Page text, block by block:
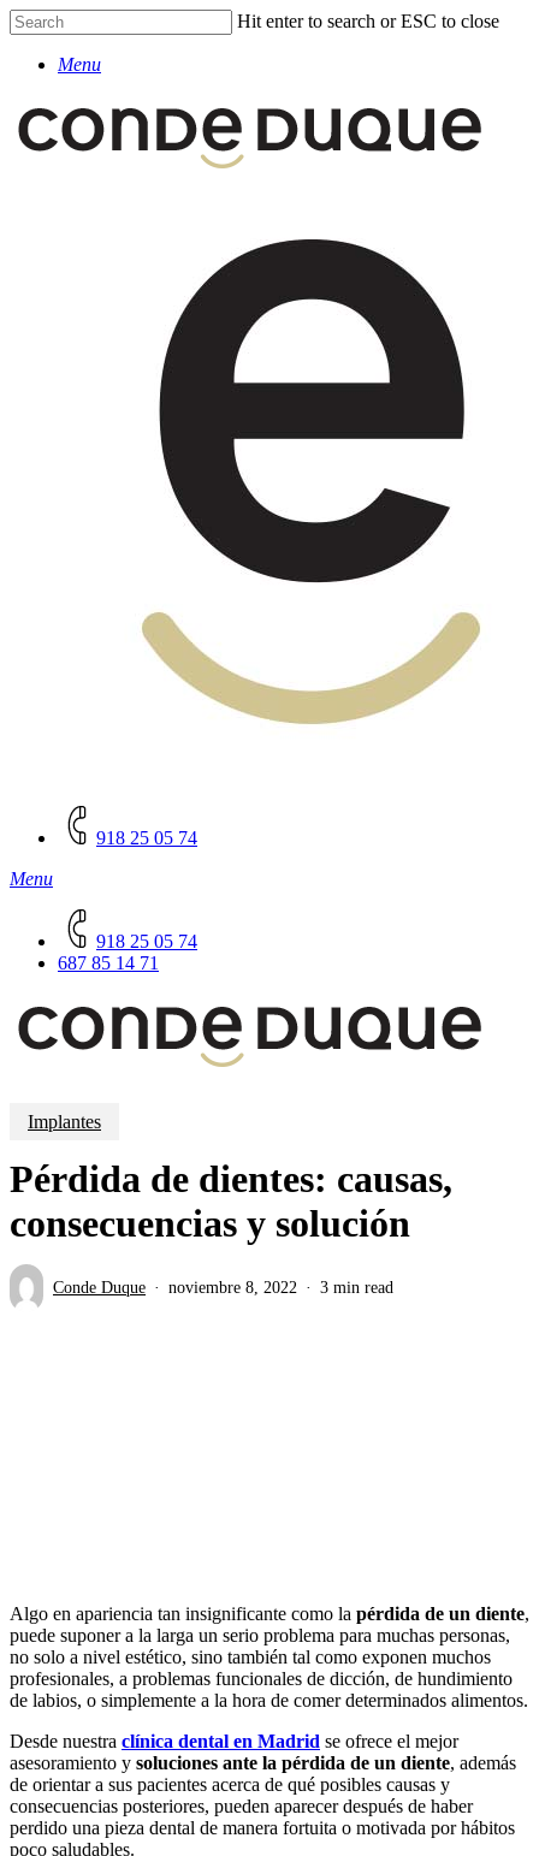
Skip
to
main
Hit enter to search or ESC to close
SearchMenu
918 25 05 74
Menu
918 25 05 74
687 85 14 71
Implantes
Pérdida de dientes: causas,
consecuencias y solución
Conde Duque noviembre 8, 2022 3 min read
Algo en apariencia tan insignificante como la pérdida de un diente,
puede suponer a la larga un serio problema para muchas personas,
no solo a nivel estético, sino también tal como exponen muchos
profesionales, a problemas funcionales de dicción, de hundimiento
de labios, o simplemente a la hora de comer determinados alimentos.
Desde nuestra clínica dental en Madrid se ofrece el mejor
asesoramiento y soluciones ante la pérdida de un diente, además
de orientar a sus pacientes acerca de qué posibles causas y
consecuencias posteriores, pueden aparecer después de haber
perdido una pieza dental de manera fortuita o motivada por hábitos
poco saludables.